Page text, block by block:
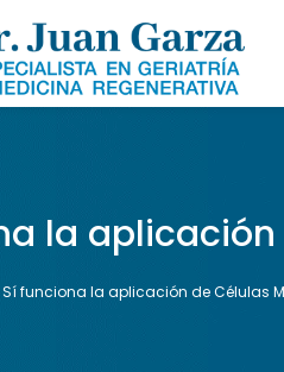
la
Sí funciona la aplicación de Células